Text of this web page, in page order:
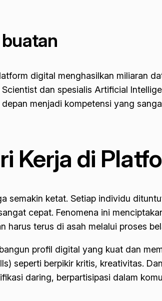
digital menghasilkan miliaran
Scientist dan spesialis Artificial
menjadi kompetensi yang
Kerja di
semakin ketat. Setiap individu
cepat. Fenomena ini
harus terus di asah melalui proses
profil digital yang kuat dan
) seperti berpikir kritis, kreativitas.
daring, berpartisipasi dalam